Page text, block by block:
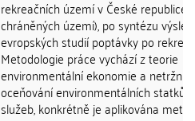
rekreačních území v České republice
chráněných území), po syntézu
evropských studií poptávky po
Metodologie práce vychází z teorie
environmentální ekonomie a
oceňování environmentálních statků a
služeb, konkrétně je aplikována